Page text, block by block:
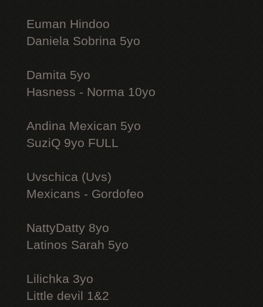
Euman Hindoo
Daniela Sobrina 5yo
Damita 5yo
Hasness - Norma 10yo
Andina Mexican 5yo
SuziQ 9yo FULL
Uvschica (Uvs)
Mexicans - Gordofeo
NattyDatty 8yo
Latinos Sarah 5yo
Lilichka 3yo
Little devil 1&2